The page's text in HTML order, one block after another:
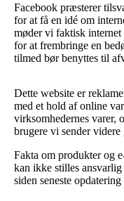
Facebook præsterer
for at få en idé om
møder vi faktisk internet
for at frembringe en
tilmed bør benyttes til
Dette website er
med et hold af online
virksomhedernes varer,
brugere vi sender
Fakta om produkter og
kan ikke stilles
siden seneste